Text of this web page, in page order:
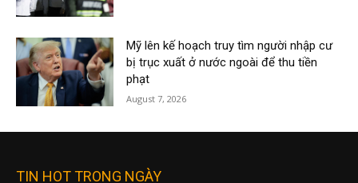
Mỹ lên kế hoạch truy tìm người nhập cư
bị trục xuất ở nước ngoài để thu tiền
phạt
August 7, 2026
TIN HOT TRONG NGÀY